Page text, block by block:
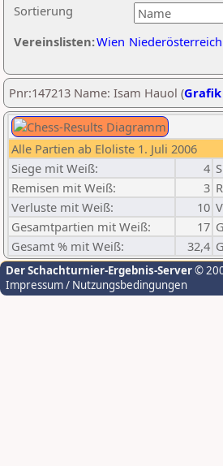
Sortierung
Vereinslisten:Wien Niederösterreich
Pnr:147213 Name: Isam Hauol (Grafik
Alle Partien ab Eloliste 1. Juli 2006
Siege mit Weiß:
4
Remisen mit Weiß:
3
Verluste mit Weiß:
10
Gesamtpartien mit Weiß:
17
Gesamt % mit Weiß:
32,4
Der Schachturnier-Ergebnis-Server©
Impressum / Nutzungsbedingungen